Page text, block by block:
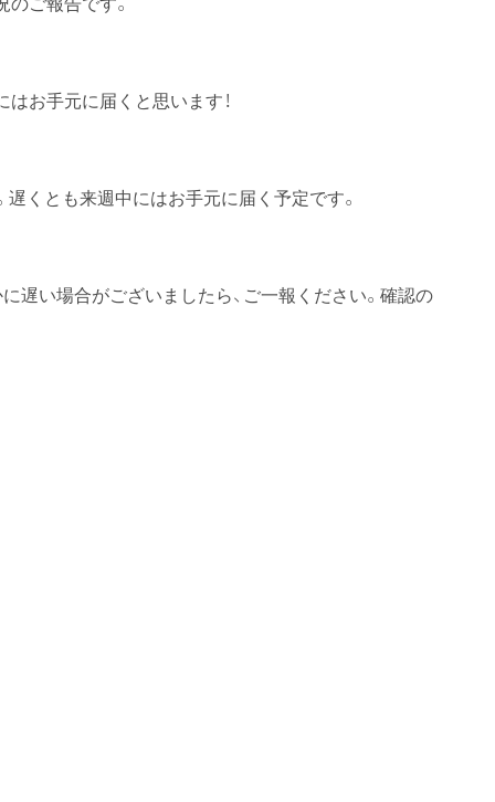
はお手元に届くと思います！
遅くとも来週中にはお手元に届く予定です。
遅い場合がございましたら、ご一報ください。確認の